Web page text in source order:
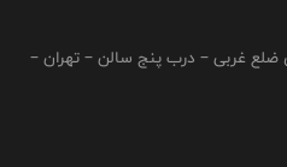
ضلع غربی – درب پنج سالن – تهران –